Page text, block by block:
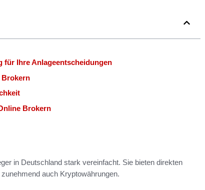
für Ihre Anlageentscheidungen
Brokern
Brokern
in Deutschland stark vereinfacht. Sie bieten direkten
auch Kryptowährungen.